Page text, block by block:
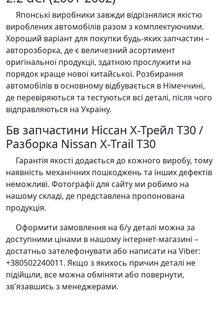
Японські виробники завжди відрізнялися якістю
вироблених автомобілів разом з комплектуючими.
Хороший варіант для покупки будь-яких запчастин –
авторозборка, де є величезний асортимент
оригінальної продукції, здатною прослужити на
порядок краще нової китайської. Розбирання
автомобілів в основному відбувається в Німеччині,
де перевіряються та тестуються всі деталі, після чого
відправляються на Україну.
Бв запчастини Ніссан Х-Трейл Т30 /
Разборка Nissan X-Trail T30
Гарантія якості додається до кожного виробу, тому
наявність механічних пошкоджень та інших дефектів
неможливі. Фотографії для сайту ми робимо на
нашому складі, де представлена пропонована
продукція.
Оформити замовлення на б/у деталі можна за
доступними цінами в нашому інтернет-магазині –
достатньо зателефонувати або написати на Viber:
+380502240011. Якщо з якихось причин деталі не
підійшли, все можна обміняти або повернути,
зв'язавшись з менеджерами.